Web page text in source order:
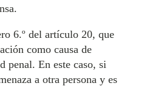
6.º del artículo 20, que
como causa de
penal. En este caso, si
a otra persona y es